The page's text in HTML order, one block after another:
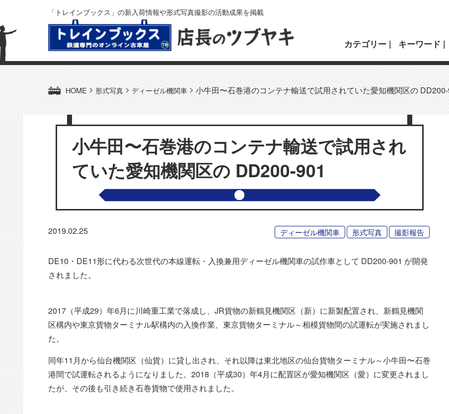
「トレインブックス」の新入荷情報や形式写真撮影の活動成果を掲載
カテゴリー キーワード
HOME > 形式写真 > ディーゼル機関車 > 小牛田〜石巻港のコンテナ輸送で試用されていた愛知機関区の DD200-
小牛田〜石巻港のコンテナ輸送で試用され
ていた愛知機関区の DD200-901
2019.02.25 ディーゼル機関車 形式写真 撮影報告
DE10・DE11形に代わる次世代の本線運転・入換兼用ディーゼル機関車の試作車として DD200-901 が開発
されました。
2017（平成29）年6月に川崎重工業で落成し、JR貨物の新鶴見機関区（新）に新製配置され、新鶴見機関
区構内や東京貨物ターミナル駅構内の入換作業、東京貨物ターミナル～相模貨物間の試運転が実施されまし
た。
同年11月から仙台機関区（仙貨）に貸し出され、それ以降は東北地区の仙台貨物ターミナル～小牛田〜石巻
港間で試運転されるようになりました。2018（平成30）年4月に配置区が愛知機関区（愛）に変更されまし
たが、その後も引き続き石巻貨物で使用されました。